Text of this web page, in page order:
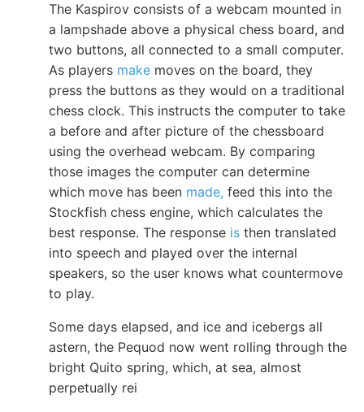
The Kaspirov consists of a webcam mounted in
a lampshade above a physical chess board, and
two buttons, all connected to a small computer.
As players make moves on the board, they
press the buttons as they would on a traditional
chess clock. This instructs the computer to take
a before and after picture of the chessboard
using the overhead webcam. By comparing
those images the computer can determine
which move has been made, feed this into the
Stockfish chess engine, which calculates the
best response. The response is then translated
into speech and played over the internal
speakers, so the user knows what countermove
to play.
Some days elapsed, and ice and icebergs all
astern, the Pequod now went rolling through the
bright Quito spring, which, at sea, almost
perpetually rei